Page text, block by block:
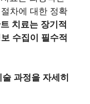
차에 대한 정확
치료는 장기적
수집이 필수적
과정을 자세히